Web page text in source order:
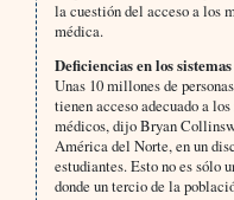
la cuestión del acceso a los
médica.
Deficiencias en los
Unas 10 millones de
tienen acceso adecuado a
médicos, dijo Bryan
América del Norte, en un
estudiantes. Esto no es sólo
donde un tercio de la